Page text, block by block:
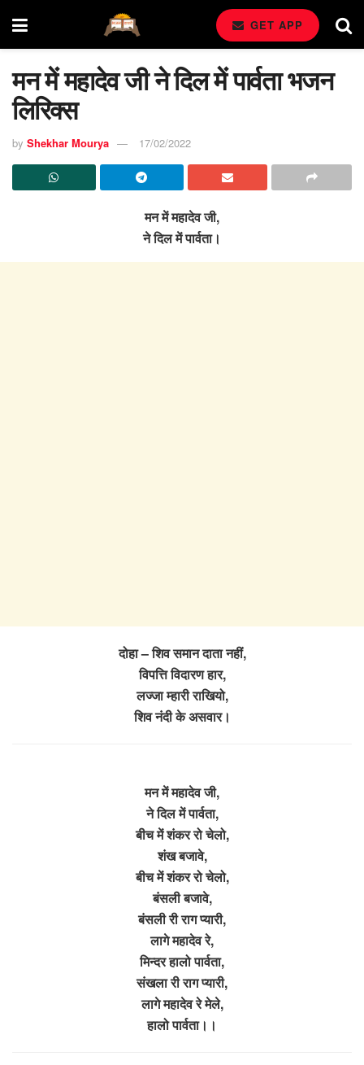
GET APP
मन में महादेव जी ने दिल में पार्वता भजन
लिरिक्स
by Shekhar Mourya 17/02/2022
मन में महादेव जी,
ने दिल में पार्वता।
दोहा – शिव समान दाता नहीं,
विपत्ति विदारण हार,
लज्जा म्हारी राखियो,
शिव नंदी के असवार।
मन में महादेव जी,
ने दिल में पार्वता,
बीच में शंकर रो चेलो,
शंख बजावे,
बीच में शंकर रो चेलो,
बंसली बजावे,
बंसली री राग प्यारी,
लागे महादेव रे,
मिन्दर हालो पार्वता,
संखला री राग प्यारी,
लागे महादेव रे मेले,
हालो पार्वता।।